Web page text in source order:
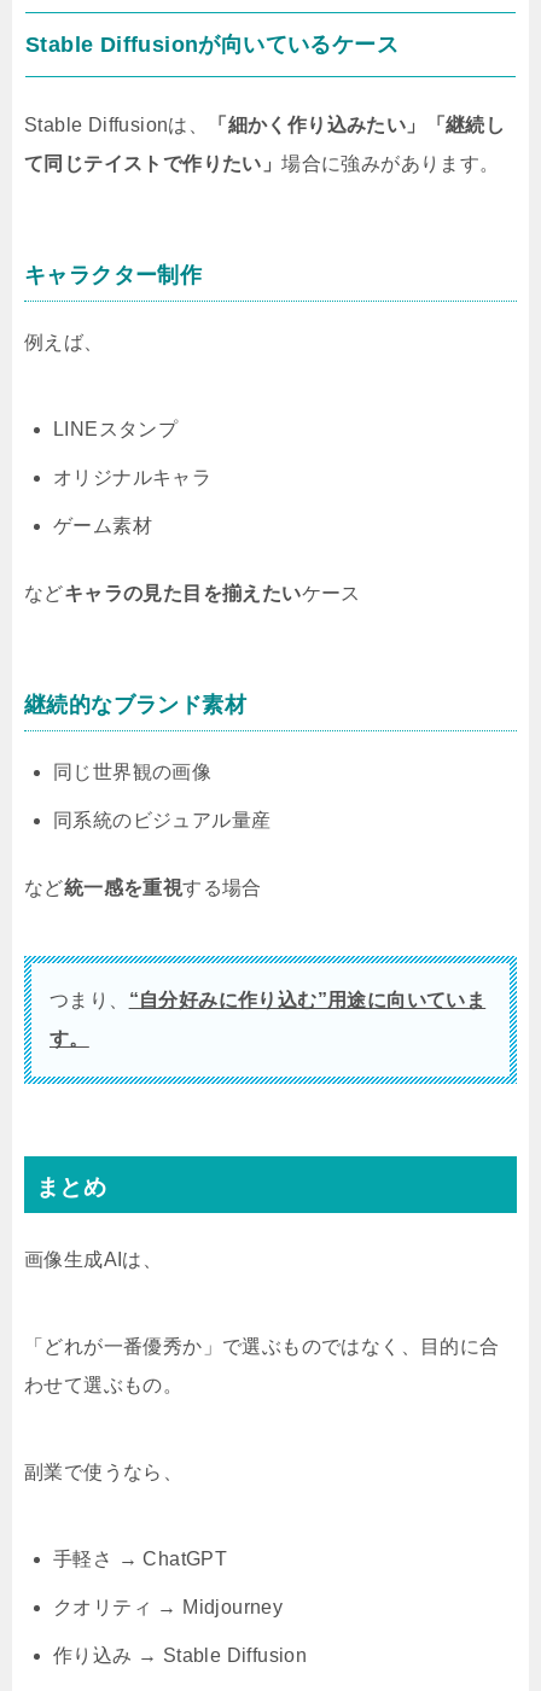
Stable Diffusionが向いているケース
Stable Diffusionは、
「細かく作り込みたい」「継続し
て同じテイストで作りたい」場合に強みがあります。
キャラクター制作
例えば、
LINEスタンプ
オリジナルキャラ
ゲーム素材
などキャラの見た目を揃えたいケース
継続的なブランド素材
同じ世界観の画像
同系統のビジュアル量産
など統一感を重視する場合
つまり、 “自分好みに作り込む”用途に向いていま
す。
まとめ
画像生成AIは、
「どれが一番優秀か」で選ぶものではなく、目的に合
わせて選ぶもの。
副業で使うなら、
手軽さ → ChatGPT
クオリティ → Midjourney
作り込み → Stable Diffusion